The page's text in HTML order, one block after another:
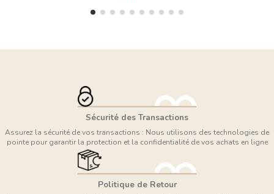
Sécurité des Transactions
Assurez la sécurité de vos transactions : Nous utilisons des technologies de
pointe pour garantir la protection et la confidentialité de vos achats en ligne
Politique de Retour